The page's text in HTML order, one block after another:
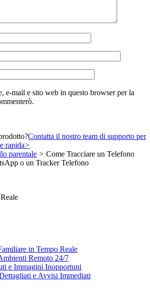
e-mail e sito web in questo browser per la
Contatta il nostro team di supporto per
rapida>
parentale > Come Tracciare un Telefono
o un Tracker Telefono
in Tempo Reale
Remoto 24/7
e Immagini Inopportuni
e Avvisi Immediati